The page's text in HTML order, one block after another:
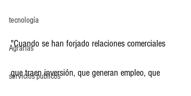
tecnología
Agrarias
servicios publicos
"Cuando se han forjado relaciones comerciales
que traen inversión, que generan empleo, que